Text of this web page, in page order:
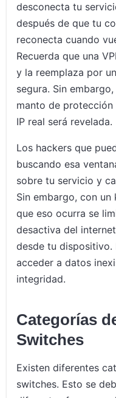
desconecta tu
después de que tu
reconecta cuando
Recuerda que una
y la reemplaza por
segura. Sin
manto de protección
IP real será revelada.
Los hackers que
buscando esa
sobre tu servicio y
Sin embargo, con
que eso ocurra se
desactiva del
desde tu dispositivo.
acceder a datos
integridad.
Categorías
Switches
Existen diferentes
switches. Esto se